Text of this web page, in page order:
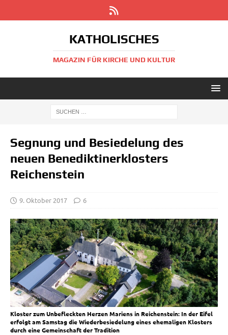
KATHOLISCHES
MAGAZIN FÜR KIRCHE UND KULTUR
Segnung und Besiedelung des
neuen Benediktinerklosters
Reichenstein
9. Oktober 2017 6
Kloster zum Unbefleckten Herzen Mariens in Reichenstein: In der Eifel
erfolgt am Samstag die Wiederbesiedelung eines ehemaligen Klosters
durch eine Gemeinschaft der Tradition